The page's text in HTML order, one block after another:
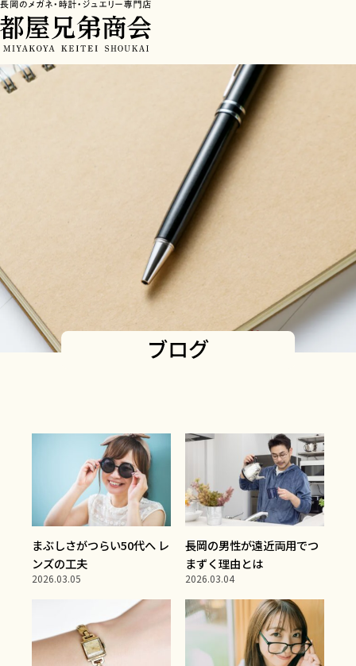
HOME> ブログ
ブログ
まぶしさがつらい50代へ レ
ンズの工夫
2026.03.05
長岡の男性が遠近両用でつ
まずく理由とは
2026.03.04